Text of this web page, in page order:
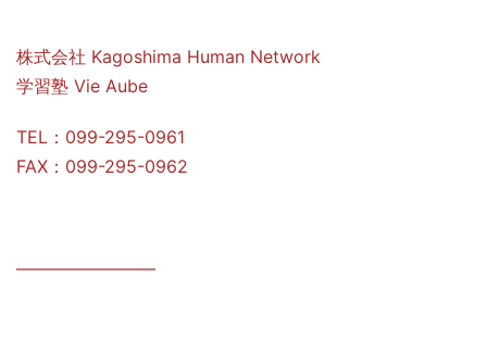
株式会社 Kagoshima Human Network
学習塾 Vie Aube
TEL：099-295-0961
FAX：099-295-0962
————————